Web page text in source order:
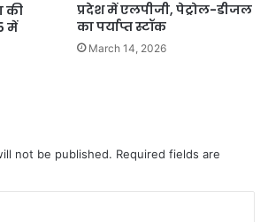
की
में
प्रदेश में एलपीजी, पेट्रोल-डीजल
का पर्याप्त स्टॉक
March 14, 2026
not be published. Required fields are